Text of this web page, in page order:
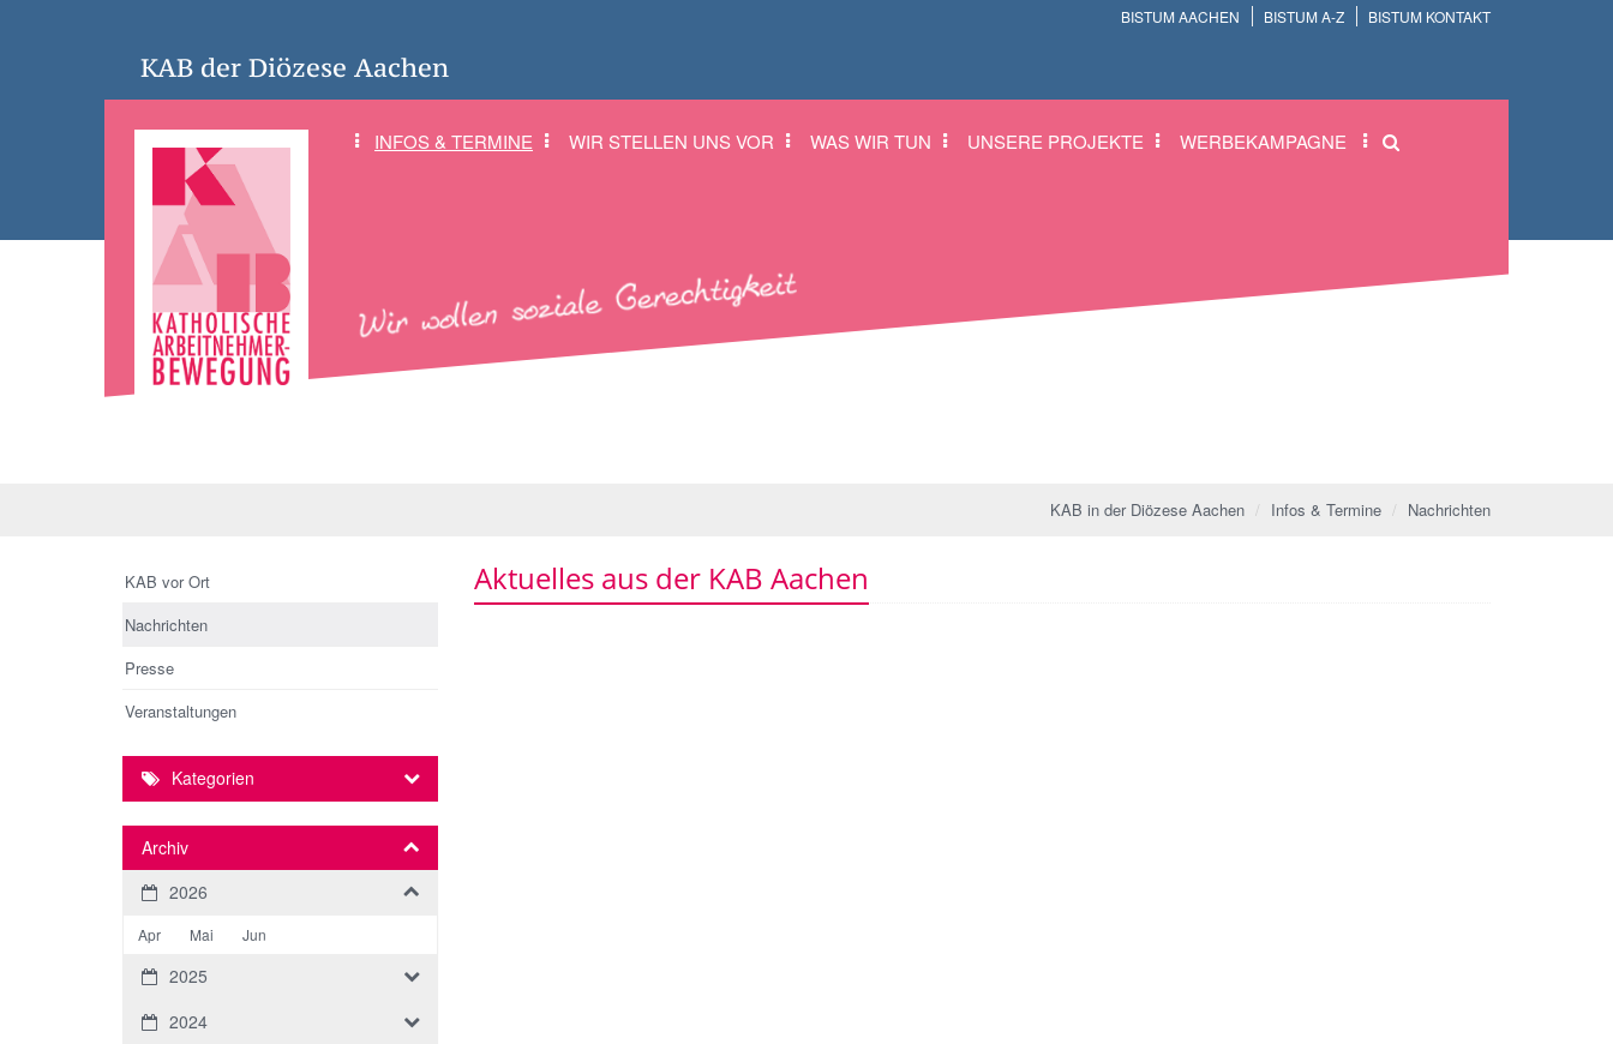
BISTUM AACHEN BISTUM A-Z BISTUM KONTAKT
KAB der Diözese Aachen
INFOS & TERMINE WIR STELLEN UNS VOR WAS WIR TUN UNSERE PROJEKTE WERBEKAMPAGNE
KAB in der Diözese Aachen Infos & Termine Nachrichten
Aktuelles aus der KAB Aachen
KAB vor Ort
Nachrichten
Presse
Veranstaltungen
Kategorien
Archiv
2026
Apr Mai Jun
2025
2024